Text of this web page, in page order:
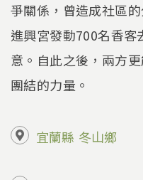
爭關係，曾造成社區
進興宮發動700名香客
意。自此之後，兩方
團結的力量。
宜蘭縣 冬山鄉